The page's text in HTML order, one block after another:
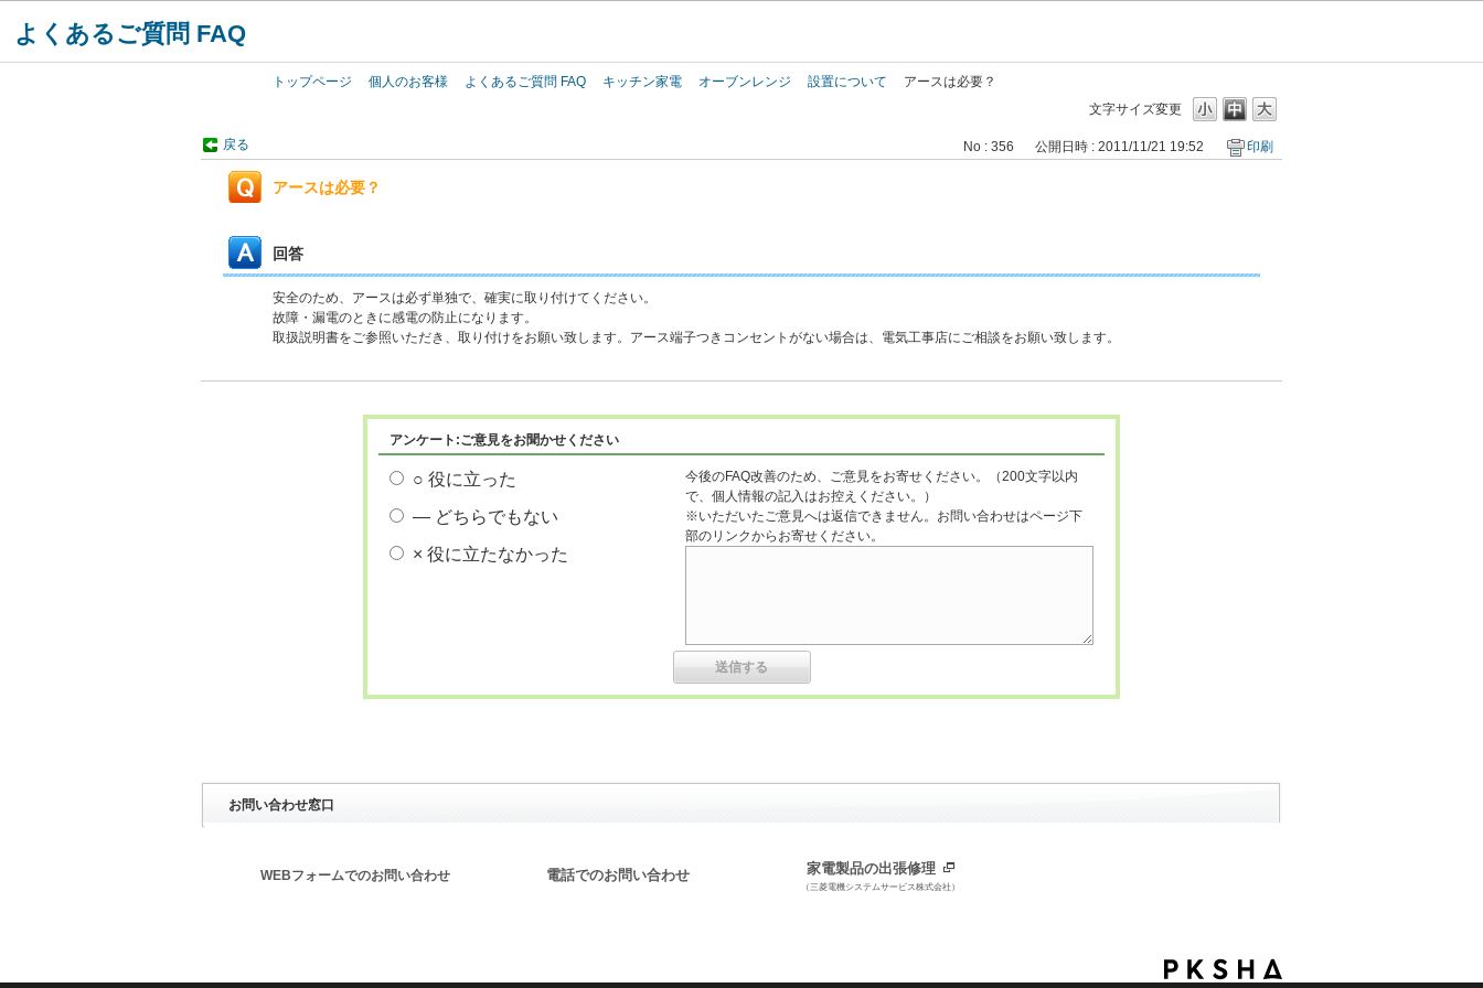
よくあるご質問 FAQ
トップページ 個人のお客様 よくあるご質問 FAQ キッチン家電 オーブンレンジ 設置について
アースは必要？
文字サイズ変更
戻る No : 356 公開日時 : 2011/11/21 19:52 印刷
アースは必要？
回答
安全のため、アースは必ず単独で、確実に取り付けてください。
故障・漏電のときに感電の防止になります。
取扱説明書をご参照いただき、取り付けをお願い致します。アース端子つきコンセントがない場合は、電気工事店にご相談をお願い致します。
アンケート:ご意見をお聞かせください
○ 役に立った
― どちらでもない
× 役に立たなかった
今後のFAQ改善のため、ご意見をお寄せください。（200文字以内
で、個人情報の記入はお控えください。）
※いただいたご意見へは返信できません。お問い合わせはページ下
部のリンクからお寄せください。
お問い合わせ窓口
WEBフォームでのお問い合わせ 電話でのお問い合わせ 家電製品の出張修理
（三菱電機システムサービス株式会社）